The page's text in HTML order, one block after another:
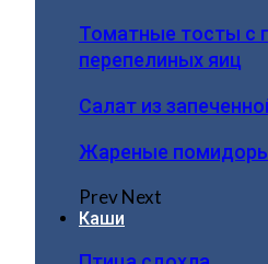
Томатные тосты с
перепелиных яиц
Салат из
Жареные
PrevNext
Каши